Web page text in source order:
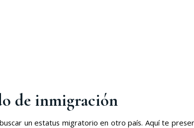
de inmigración
un estatus migratorio en otro país. Aquí te